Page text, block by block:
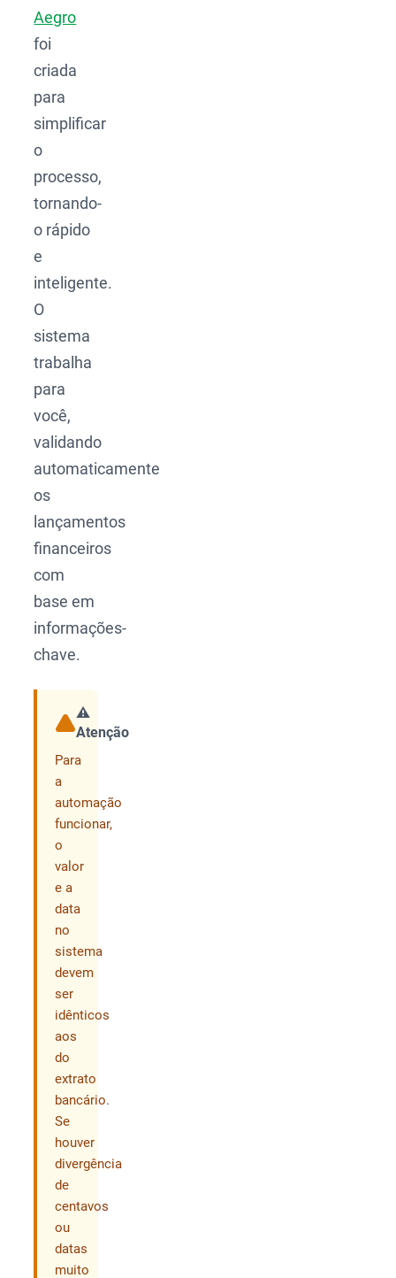
Aegro
foi
criada
para
simplificar
o
processo,
tornando-
o rápido
e
inteligente.
O
sistema
trabalha
para
você,
validando
automaticamente
os
lançamentos
financeiros
com
base em
informações-
chave.
⚠️
Atenção
Para
a
automação
funcionar,
o
valor
e a
data
no
sistema
devem
ser
idênticos
aos
do
extrato
bancário.
Se
houver
divergência
de
centavos
ou
datas
muito